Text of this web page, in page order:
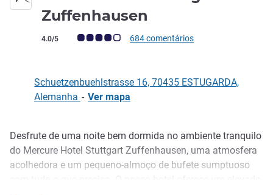
Zuffenhausen
Nota clientes Avis (Classificação ALL)
4.0/5 684 comentários
Schuetzenbuehlstrasse 16, 70435 ESTUGARDA,
Alemanha - Ver mapa
Descrição
Desfrute de uma noite bem dormida no ambiente tranquilo
do Mercure Hotel Stuttgart Zuffenhausen, uma atmosfera
acolhedora e um pequeno-almoço de bufete sumptuoso